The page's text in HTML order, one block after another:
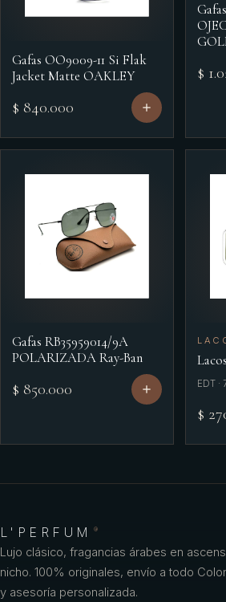
Gafas OO9009-11 Si Flak
Jacket Matte OAKLEY
$ 840.000
$
Gafas RB35959014/9A
POLARIZADA Ray-Ban
$ 850.000 EDT ·
$
L'PERFUM ®
Lujo clásico, fragancias árabes en
nicho. 100% originales, envío a todo
y asesoría personalizada.